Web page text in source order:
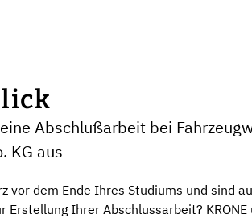
Abschlußarbeit bei
KG aus
vor dem Ende Ihres Studiums und sind
Erstellung Ihrer Abschlussarbeit?